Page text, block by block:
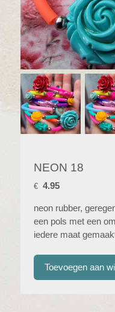
NEON 18
€ 4.95
neon rubber,
een pols met een
iedere maat